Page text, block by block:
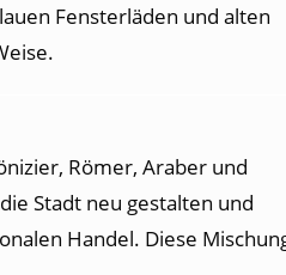
Fensterläden und alten
Römer, Araber und
Stadt neu gestalten und
Handel. Diese